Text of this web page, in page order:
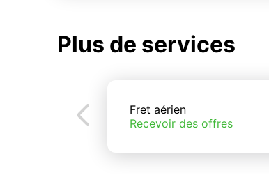
Plus de services
Fret aérien
Recevoir des offres